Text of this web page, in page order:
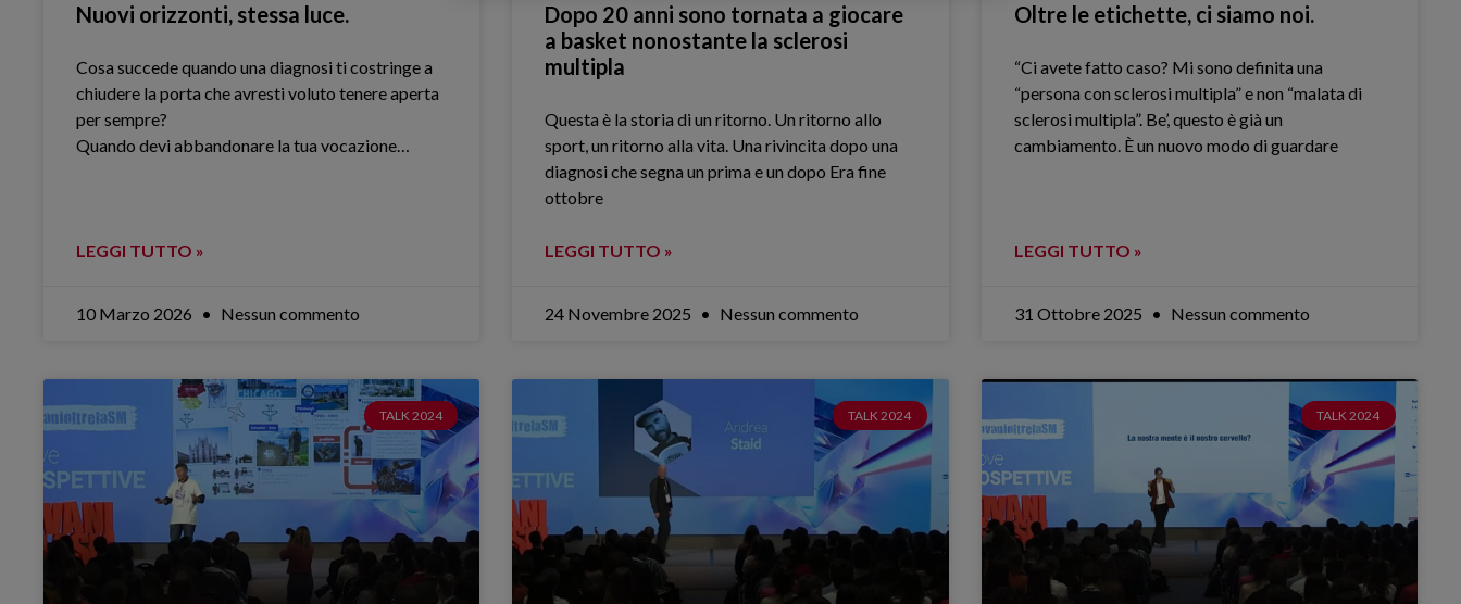
Nuovi orizzonti, stessa luce.
Cosa succede quando una diagnosi ti costringe a
chiudere la porta che avresti voluto tenere aperta
per sempre?
Quando devi abbandonare la tua vocazione…
LEGGI TUTTO »
10 Marzo 2026 Nessun commento
Dopo 20 anni sono tornata a giocare
a basket nonostante la sclerosi
multipla
Questa è la storia di un ritorno. Un ritorno allo
sport, un ritorno alla vita. Una rivincita dopo una
diagnosi che segna un prima e un dopo Era fine
ottobre
LEGGI TUTTO »
24 Novembre 2025 Nessun commento
Oltre le etichette, ci siamo noi.
“Ci avete fatto caso? Mi sono definita una
“persona con sclerosi multipla” e non “malata di
sclerosi multipla”. Be’, questo è già un
cambiamento. È un nuovo modo di guardare
LEGGI TUTTO »
31 Ottobre 2025 Nessun commento
TALK 2024 TALK 2024 TALK 2024